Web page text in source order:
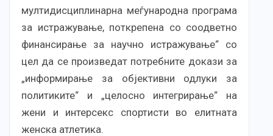
мултидисциплинарна меѓународна програма
за истражување, поткрепена со соодветно
финансирање за научно истражување“ со
цел да се произведат потребните докази за
„информирање за објективни одлуки за
политиките“ и „целосно интегрирање“ на
жени и интерсекс спортисти во елитната
женска атлетика.